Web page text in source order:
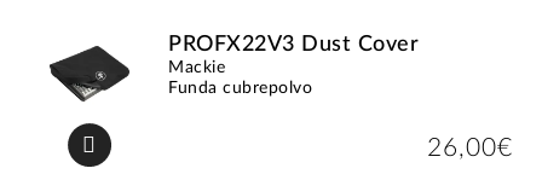
PROFX22V3 Dust Cover
Mackie
Funda cubrepolvo
26,00€